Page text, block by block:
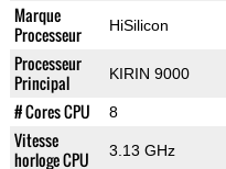
Marque
Processeur
HiSilicon
Processeur
Principal
KIRIN 9000
# Cores CPU 8
Vitesse
horloge CPU
3.13 GHz